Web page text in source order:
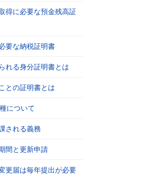
得に必要な預金残高証
要な納税証明書
れる身分証明書とは
との証明書とは
について
される義務
間と更新申請
更届は毎年提出が必要